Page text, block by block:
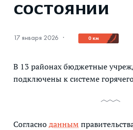
состоянии
17 января 2026 · 0 км
В 13 районах бюджетные
подключены к системе
Согласноданным